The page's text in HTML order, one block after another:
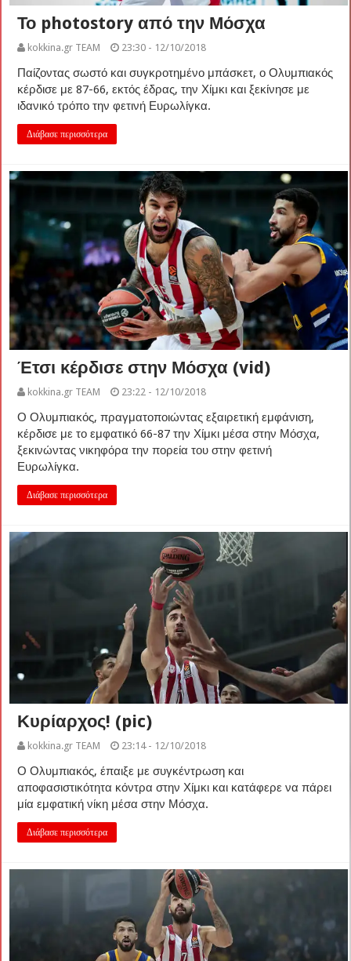
Το photostory από την Μόσχα
kokkina.gr TEAM 23:30 - 12/10/2018
Παίζοντας σωστό και συγκροτημένο μπάσκετ, ο Ολυμπιακός
κέρδισε με 87-66, εκτός έδρας, την Χίμκι και ξεκίνησε με
ιδανικό τρόπο την φετινή Ευρωλίγκα.
Διάβασε περισσότερα
Έτσι κέρδισε στην Μόσχα (vid)
kokkina.gr TEAM 23:22 - 12/10/2018
Ο Ολυμπιακός, πραγματοποιώντας εξαιρετική εμφάνιση,
κέρδισε με το εμφατικό 66-87 την Χίμκι μέσα στην Μόσχα,
ξεκινώντας νικηφόρα την πορεία του στην φετινή
Ευρωλίγκα.
Διάβασε περισσότερα
Κυρίαρχος! (pic)
kokkina.gr TEAM 23:14 - 12/10/2018
Ο Ολυμπιακός, έπαιξε με συγκέντρωση και
αποφασιστικότητα κόντρα στην Χίμκι και κατάφερε να πάρει
μία εμφατική νίκη μέσα στην Μόσχα.
Διάβασε περισσότερα